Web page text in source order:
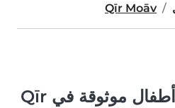
Qīr Moāv
ابحث عن جليسة أطفال موثوقة في Qīr